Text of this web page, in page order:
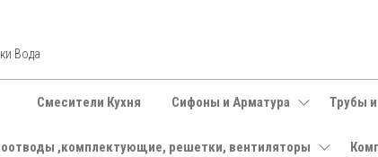
Вода
Смесители Кухня Сифоны и Арматура Трубы
,комплектующие, решетки, вентиляторы